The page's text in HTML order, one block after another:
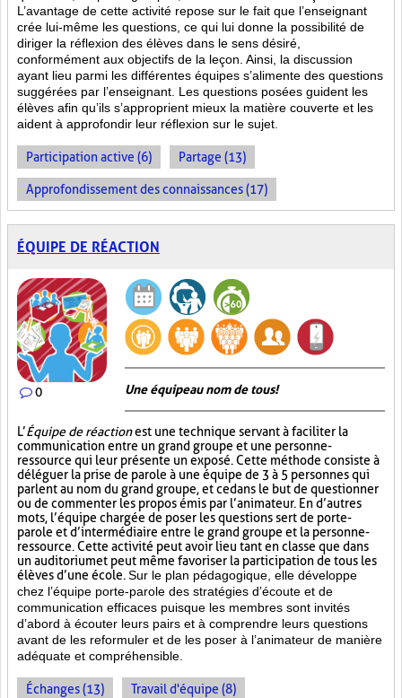
L’avantage de cette activité repose sur le fait que l’enseignant
crée lui-même les questions, ce qui lui donne la possibilité de
diriger la réflexion des élèves dans le sens désiré,
conformément aux objectifs de la leçon. Ainsi, la discussion
ayant lieu parmi les différentes équipes s’alimente des questions
suggérées par l’enseignant. Les questions posées guident les
élèves afin qu’ils s’approprient mieux la matière couverte et les
aident à approfondir leur réflexion sur le sujet.
Participation active (6) Partage (13)
Approfondissement des connaissances (17)
ÉQUIPE DE RÉACTION
0 Une équipe au nom de tous!
L’Équipe de réactionest une technique servant à faciliter la
communication entre un grand groupe et une personne-
ressource qui leur présente un exposé. Cette méthode consiste à
déléguer la prise de parole à une équipe de 3 à 5 personnes qui
parlent au nom du grand groupe, et ce dans le but de questionner
ou de commenter les propos émis par l’animateur. En d’autres
mots, l’équipe chargée de poser les questions sert de porte-
parole et d’intermédiaire entre le grand groupe et la personne-
ressource. Cette activité peut avoir lieu tant en classe que dans
un auditorium et peut même favoriser la participation de tous les
élèves d’une école. Sur le plan pédagogique, elle développe
chez l’équipe porte-parole des stratégies d’écoute et de
communication efficaces puisque les membres sont invités
d’abord à écouter leurs pairs et à comprendre leurs questions
avant de les reformuler et de les poser à l’animateur de manière
adéquate et compréhensible.
Échanges (13) Travail d'équipe (8)